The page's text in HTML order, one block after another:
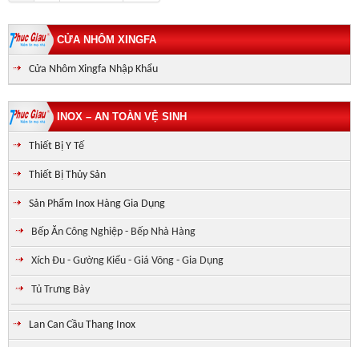
CỬA NHÔM XINGFA
Cửa Nhôm Xingfa Nhập Khẩu
INOX – AN TOÀN VỆ SINH
Thiết Bị Y Tế
Thiết Bị Thủy Sản
Sản Phẩm Inox Hàng Gia Dụng
Bếp Ăn Công Nghiệp - Bếp Nhà Hàng
Xích Đu - Gường Kiểu - Giá Võng - Gia Dụng
Tủ Trưng Bày
Lan Can Cầu Thang Inox